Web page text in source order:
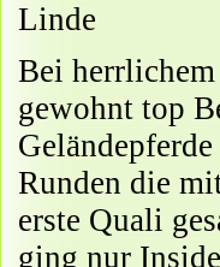
Linde
Bei herrlichem
gewohnt top
Runden die
erste Quali
ging nur